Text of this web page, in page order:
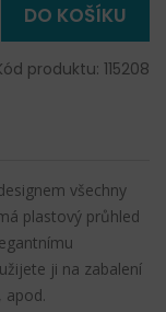
DO KOŠÍKU
produktu: 115208
všechny
plastový průhled
ji na zabalení
apod.